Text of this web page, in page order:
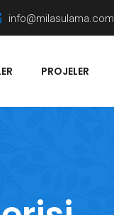
info@milasulama.com
PROJELER